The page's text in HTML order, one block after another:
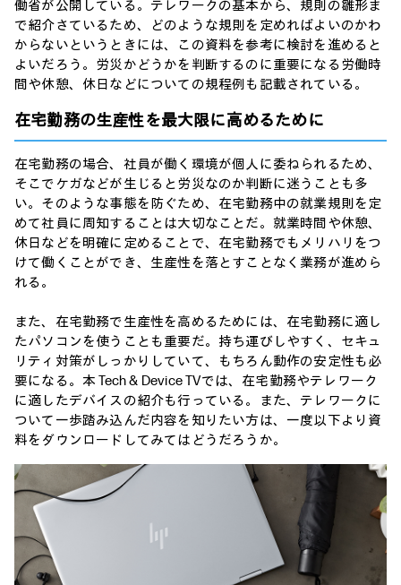
働省が公開している。テレワークの基本から、規則の雛形ま
で紹介さているため、どのような規則を定めればよいのかわ
からないというときには、この資料を参考に検討を進めると
よいだろう。労災かどうかを判断するのに重要になる労働時
間や休憩、休日などについての規程例も記載されている。
在宅勤務の生産性を最大限に高めるために
在宅勤務の場合、社員が働く環境が個人に委ねられるため、
そこでケガなどが生じると労災なのか判断に迷うことも多
い。そのような事態を防ぐため、在宅勤務中の就業規則を定
めて社員に周知することは大切なことだ。就業時間や休憩、
休日などを明確に定めることで、在宅勤務でもメリハリをつ
けて働くことができ、生産性を落とすことなく業務が進めら
れる。
また、在宅勤務で生産性を高めるためには、在宅勤務に適し
たパソコンを使うことも重要だ。持ち運びしやすく、セキュ
リティ対策がしっかりしていて、もちろん動作の安定性も必
要になる。本 Tech & Device TVでは、在宅勤務やテレワーク
に適したデバイスの紹介も行っている。また、テレワークに
ついて一歩踏み込んだ内容を知りたい方は、一度以下より資
料をダウンロードしてみてはどうだろうか。